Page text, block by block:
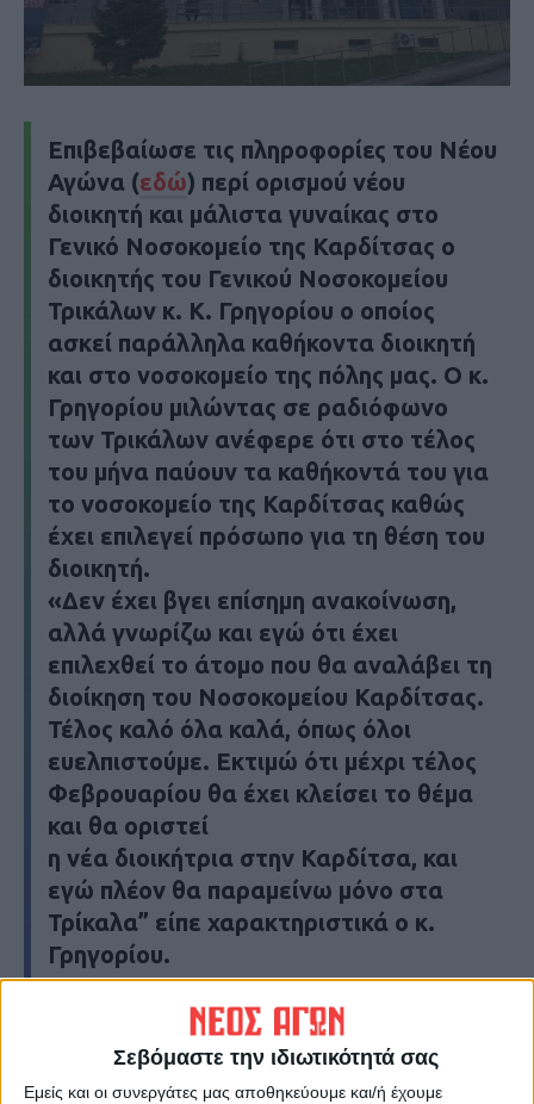
Σεβόμαστε την ιδιωτικότητά σας
Εμείς και οι συνεργάτες μας αποθηκεύουμε και/ή έχουμε
Επιβεβαίωσε τις πληροφορίες του Νέου
Αγώνα (εδώ) περί ορισμού νέου
διοικητή και μάλιστα γυναίκας στο
Γενικό Νοσοκομείο της Καρδίτσας ο
διοικητής του Γενικού Νοσοκομείου
Τρικάλων κ. Κ. Γρηγορίου ο οποίος
ασκεί παράλληλα καθήκοντα διοικητή
και στο νοσοκομείο της πόλης μας. Ο κ.
Γρηγορίου μιλώντας σε ραδιόφωνο
των Τρικάλων ανέφερε ότι στο τέλος
του μήνα παύουν τα καθήκοντά του για
το νοσοκομείο της Καρδίτσας καθώς
έχει επιλεγεί πρόσωπο για τη θέση του
διοικητή.
«Δεν έχει βγει επίσημη ανακοίνωση,
αλλά γνωρίζω και εγώ ότι έχει
επιλεχθεί το άτομο που θα αναλάβει τη
διοίκηση του Νοσοκομείου Καρδίτσας.
Τέλος καλό όλα καλά, όπως όλοι
ευελπιστούμε. Εκτιμώ ότι μέχρι τέλος
Φεβρουαρίου θα έχει κλείσει το θέμα
και θα οριστεί
η νέα διοικήτρια στην Καρδίτσα, και
εγώ πλέον θα παραμείνω μόνο στα
Τρίκαλα” είπε χαρακτηριστικά ο κ.
Γρηγορίου.
Τ.Σ.
Τελευταίες Ειδήσεις Σήμερα